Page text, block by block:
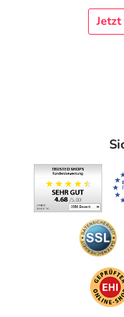
medizinische
dem
sich die Anwendung
Pflichtangaben:
Ciclopirox Dexcel® 80 mg/
Ciclopirox.
(Onychomykosen). Zu
Packungsbeilage und fragen
Dexcel® Pharma GmbH,